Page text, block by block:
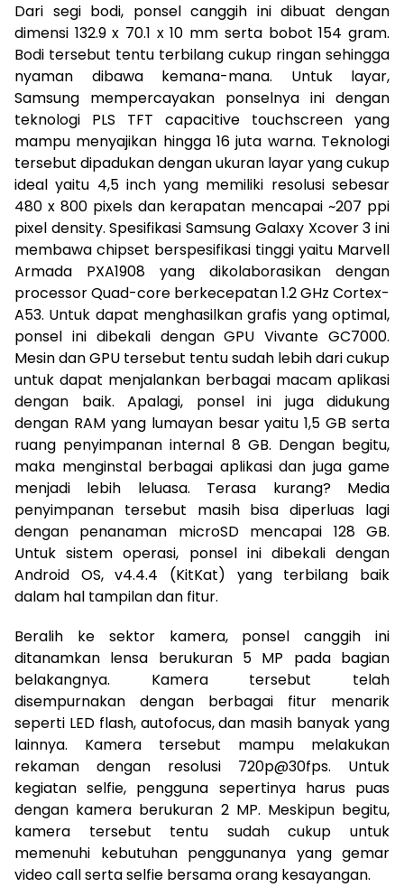
Dari segi bodi, ponsel canggih ini dibuat dengan
dimensi 132.9 x 70.1 x 10 mm serta bobot 154 gram.
Bodi tersebut tentu terbilang cukup ringan sehingga
nyaman dibawa kemana-mana. Untuk layar,
Samsung mempercayakan ponselnya ini dengan
teknologi PLS TFT capacitive touchscreen yang
mampu menyajikan hingga 16 juta warna. Teknologi
tersebut dipadukan dengan ukuran layar yang cukup
ideal yaitu 4,5 inch yang memiliki resolusi sebesar
480 x 800 pixels dan kerapatan mencapai ~207 ppi
pixel density. Spesifikasi Samsung Galaxy Xcover 3 ini
membawa chipset berspesifikasi tinggi yaitu Marvell
Armada PXA1908 yang dikolaborasikan dengan
processor Quad-core berkecepatan 1.2 GHz Cortex-
A53. Untuk dapat menghasilkan grafis yang optimal,
ponsel ini dibekali dengan GPU Vivante GC7000.
Mesin dan GPU tersebut tentu sudah lebih dari cukup
untuk dapat menjalankan berbagai macam aplikasi
dengan baik. Apalagi, ponsel ini juga didukung
dengan RAM yang lumayan besar yaitu 1,5 GB serta
ruang penyimpanan internal 8 GB. Dengan begitu,
maka menginstal berbagai aplikasi dan juga game
menjadi lebih leluasa. Terasa kurang? Media
penyimpanan tersebut masih bisa diperluas lagi
dengan penanaman microSD mencapai 128 GB.
Untuk sistem operasi, ponsel ini dibekali dengan
Android OS, v4.4.4 (KitKat) yang terbilang baik
dalam hal tampilan dan fitur.
Beralih ke sektor kamera, ponsel canggih ini
ditanamkan lensa berukuran 5 MP pada bagian
belakangnya. Kamera tersebut telah
disempurnakan dengan berbagai fitur menarik
seperti LED flash, autofocus, dan masih banyak yang
lainnya. Kamera tersebut mampu melakukan
rekaman dengan resolusi 720p@30fps. Untuk
kegiatan selfie, pengguna sepertinya harus puas
dengan kamera berukuran 2 MP. Meskipun begitu,
kamera tersebut tentu sudah cukup untuk
memenuhi kebutuhan penggunanya yang gemar
video call serta selfie bersama orang kesayangan.